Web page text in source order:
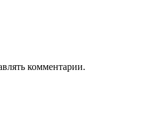
комментарии.